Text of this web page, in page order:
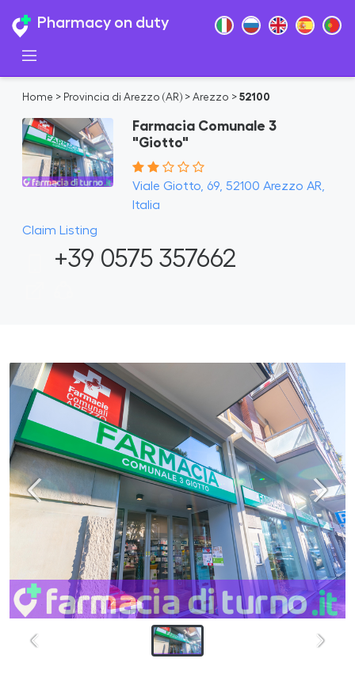
Pharmacy on duty
Home > Provincia di Arezzo (AR) > Arezzo > 52100
Farmacia Comunale 3
"Giotto"
Viale Giotto, 69, 52100 Arezzo AR,
Italia
Claim Listing
+39 0575 357662